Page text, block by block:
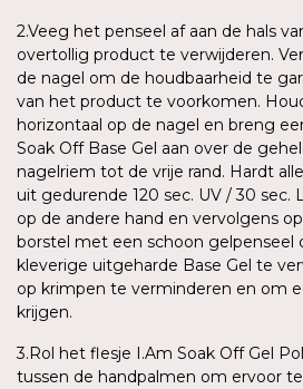
2.Veeg het penseel af aan de hals
overtollig product te verwijderen.
de nagel om de houdbaarheid te
van het product te voorkomen.
horizontaal op de nagel en breng
Soak Off Base Gel aan over de
nagelriem tot de vrije rand. Hardt
uit gedurende 120 sec. UV / 30 sec.
op de andere hand en vervolgens
borstel met een schoon gelpenseel
kleverige uitgeharde Base Gel te
op krimpen te verminderen en om
krijgen.
3.Rol het flesje I.Am Soak Off Gel
tussen de handpalmen om ervoor